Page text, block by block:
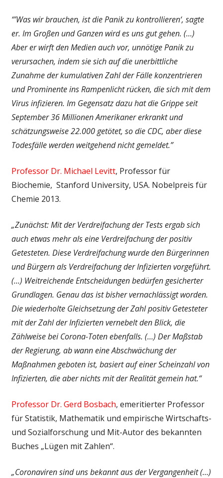
“’Was wir brauchen, ist die Panik zu kontrollieren‘, sagte
er. Im Großen und Ganzen wird es uns gut gehen. (…)
Aber er wirft den Medien auch vor, unnötige Panik zu
verursachen, indem sie sich auf die unerbittliche
Zunahme der kumulativen Zahl der Fälle konzentrieren
und Prominente ins Rampenlicht rücken, die sich mit dem
Virus infizieren. Im Gegensatz dazu hat die Grippe seit
September 36 Millionen Amerikaner erkrankt und
schätzungsweise 22.000 getötet, so die CDC, aber diese
Todesfälle werden weitgehend nicht gemeldet.”
Professor Dr. Michael Levitt, Professor für
Biochemie, Stanford University, USA. Nobelpreis für
Chemie 2013.
„Zunächst: Mit der Verdreifachung der Tests ergab sich
auch etwas mehr als eine Verdreifachung der positiv
Getesteten. Diese Verdreifachung wurde den Bürgerinnen
und Bürgern als Verdreifachung der Infizierten vorgeführt.
(…) Weitreichende Entscheidungen bedürfen gesicherter
Grundlagen. Genau das ist bisher vernachlässigt worden.
Die wiederholte Gleichsetzung der Zahl positiv Getesteter
mit der Zahl der Infizierten vernebelt den Blick, die
Zählweise bei Corona-Toten ebenfalls. (…) Der Maßstab
der Regierung, ab wann eine Abschwächung der
Maßnahmen geboten ist, basiert auf einer Scheinzahl von
Infizierten, die aber nichts mit der Realität gemein hat.“
Professor Dr. Gerd Bosbach, emeritierter Professor
für Statistik, Mathematik und empirische Wirtschafts-
und Sozialforschung und Mit-Autor des bekannten
Buches „Lügen mit Zahlen“.
„Coronaviren sind uns bekannt aus der Vergangenheit (…)